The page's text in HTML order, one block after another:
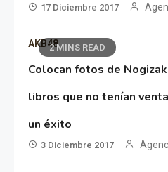
17 Diciembre 2017
2 MINS READ
AKB48
Colocan fotos de
libros que no tenían
un éxito
3 Diciembre 2017